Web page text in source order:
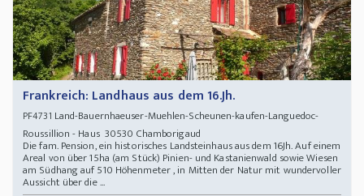
Frankreich: Landhaus aus dem 16.Jh.
PF4731 Land-Bauernhaeuser-Muehlen-Scheunen-kaufen-Languedoc-
Roussillion - Haus 30530 Chamborigaud
Die fam. Pension, ein historisches Landsteinhaus aus dem 16Jh. Auf einem
Areal von über 15ha (am Stück) Pinien- und Kastanienwald sowie Wiesen
am Südhang auf 510 Höhenmeter , in Mitten der Natur mit wundervoller
Aussicht über die ...